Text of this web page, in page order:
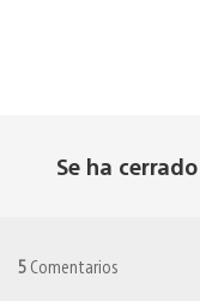
Se ha
5 Comentarios